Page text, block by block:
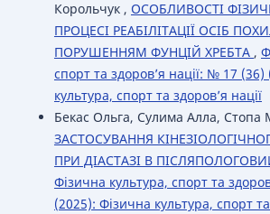
Корольчук , ОСОБЛИВОСТІ
ПРОЦЕСІ РЕАБІЛІТАЦІЇ ОСІБ
ПОРУШЕННЯМ ФУНЦІЙ ХРЕБТА ,
спорт та здоров’я нації: № 17
культура, спорт та здоров’я нації
Бекас Ольга, Сулима Алла, Стопа
ЗАСТОСУВАННЯ
ПРИ ДІАСТАЗІ В
Фізична культура, спорт та
(2025): Фізична культура, спорт та